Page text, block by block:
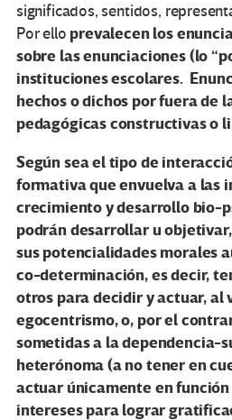
significados, sentidos,
Por ello prevalecen los
sobre las enunciaciones (lo
instituciones escolares.
hechos o dichos por fuera de
pedagógicas constructivas o
Según sea el tipo de
formativa que envuelva a las
crecimiento y desarrollo bio-
podrán desarrollar u
sus potencialidades morales
co-determinación, es decir,
otros para decidir y actuar, al
egocentrismo, o, por el
sometidas a la dependencia-
heterónoma (a no tener en
actuar únicamente en función
intereses para lograr